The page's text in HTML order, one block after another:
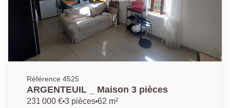
wc avec lave-mains. Au niveau inférieur : deux
chambres supplémentaires dont une de quasi 16m2
au sol ainsi qu'une salle d'eau avec wc, une
buanderie et deux grandes pièces carrelées pouvant
être aménagées en home-cinéma, salle de jeux ou
qui feront la joie d'un adolescent en quête
d'indépendance. Au dernier niveau : une quatrième
chambre mansardée de plus de 15 m2 au sol. Côté
extérieur : possibilité de stationner deux véhicules
Référence 4525
ARGENTEUIL _ Maison 3 pièces
231 000 € 3 pièces 62 m²